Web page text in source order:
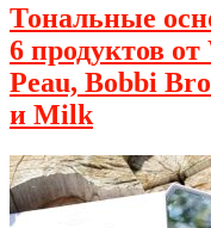
Тональные
6 продуктов
Peau, Bobbi
и Milk